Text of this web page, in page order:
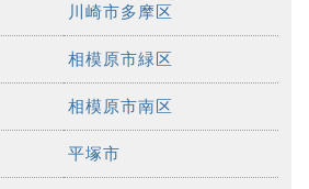
川崎市多摩区
相模原市緑区
相模原市南区
平塚市